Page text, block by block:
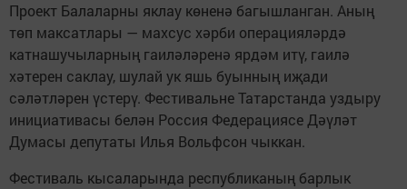
Проект Балаларны яклау көненә багышланган. Аның
төп максатлары — махсус хәрби операцияләрдә
катнашучыларның гаиләләренә ярдәм итү, гаилә
хәтерен саклау, шулай ук яшь буынның иҗади
сәләтләрен үстерү. Фестивальне Татарстанда уздыру
инициативасы белән Россия Федерациясе Дәүләт
Думасы депутаты Илья Вольфсон чыккан.
Фестиваль кысаларында республиканың барлык